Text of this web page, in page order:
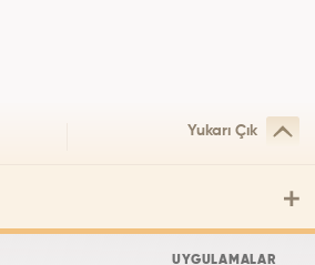
Yukarı Çık
UYGULAMALAR